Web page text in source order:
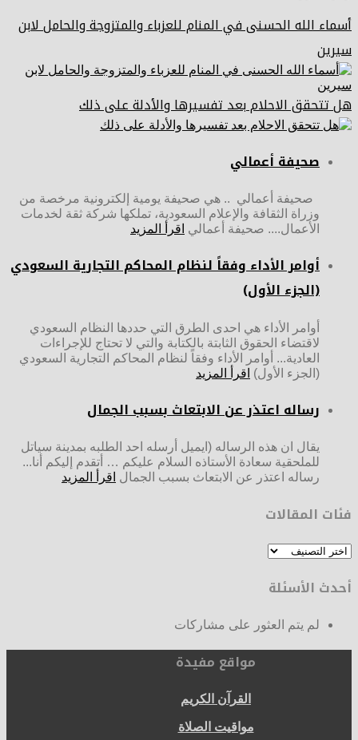
أسماء الله الحسنى في المنام للعزباء والمتزوجة والحامل لابن
سيرين
هل تتحقق الاحلام بعد تفسيرها والأدلة على ذلك
صحيفة أعمالي
صحيفة أعمالي .. هي صحيفة يومية إلكترونية مرخصة من
وزراة الثقافة والإعلام السعودية، تملكها شركة ثقة لخدمات
الأعمال.... صحيفة أعمالي اقرأ المزيد
أوامر الأداء وفقاً لنظام المحاكم التجارية السعودي
(الجزء الأول)
أوامر الأداء هي احدى الطرق التي حددها النظام السعودي
لاقتضاء الحقوق الثابتة بالكتابة والتي لا تحتاج للإجراءات
العادية... أوامر الأداء وفقاً لنظام المحاكم التجارية السعودي
(الجزء الأول) اقرأ المزيد
رساله اعتذر عن الابتعاث بسبب الجمال
يقال ان هذه الرساله (ايميل أرسله احد الطلبه بمدينة سياتل
للملحقية سعادة الأستاذه السلام عليكم … أتقدم إليكم أنا...
رساله اعتذر عن الابتعاث بسبب الجمال اقرأ المزيد
فئات المقالات
فئات
أحدث الأسئلة
لم يتم العثور على مشاركات
مواقع مفيدة
القرآن الكريم
مواقيت الصلاة